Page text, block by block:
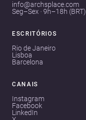
info@archsplace.com
Seg–Sex · 9h–18h (BRT)
ESCRITÓRIOS
Rio de Janeiro
Lisboa
Barcelona
CANAIS
Instagram
Facebook
LinkedIn